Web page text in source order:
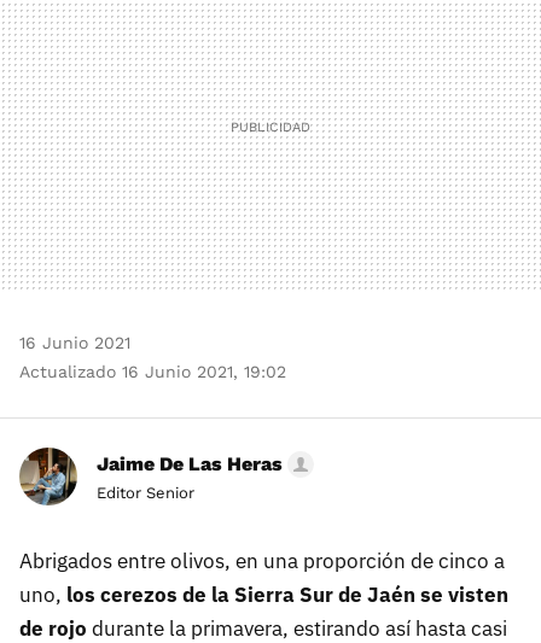
16 Junio 2021
Actualizado 16 Junio 2021, 19:02
Jaime De Las Heras
Editor Senior
Abrigados entre olivos, en una proporción de cinco a
uno, los cerezos de la Sierra Sur de Jaén se visten
de rojo durante la primavera, estirando así hasta casi